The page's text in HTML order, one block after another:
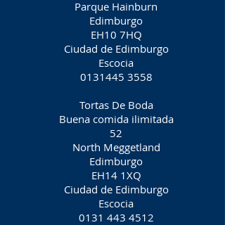
Parque Hainburn
Edimburgo
EH10 7HQ
Ciudad de Edimburgo
Escocia
0131445 3558
Tortas De Boda
Buena comida ilimitada
52
North Meggetland
Edimburgo
EH14 1XQ
Ciudad de Edimburgo
Escocia
0131 443 4512